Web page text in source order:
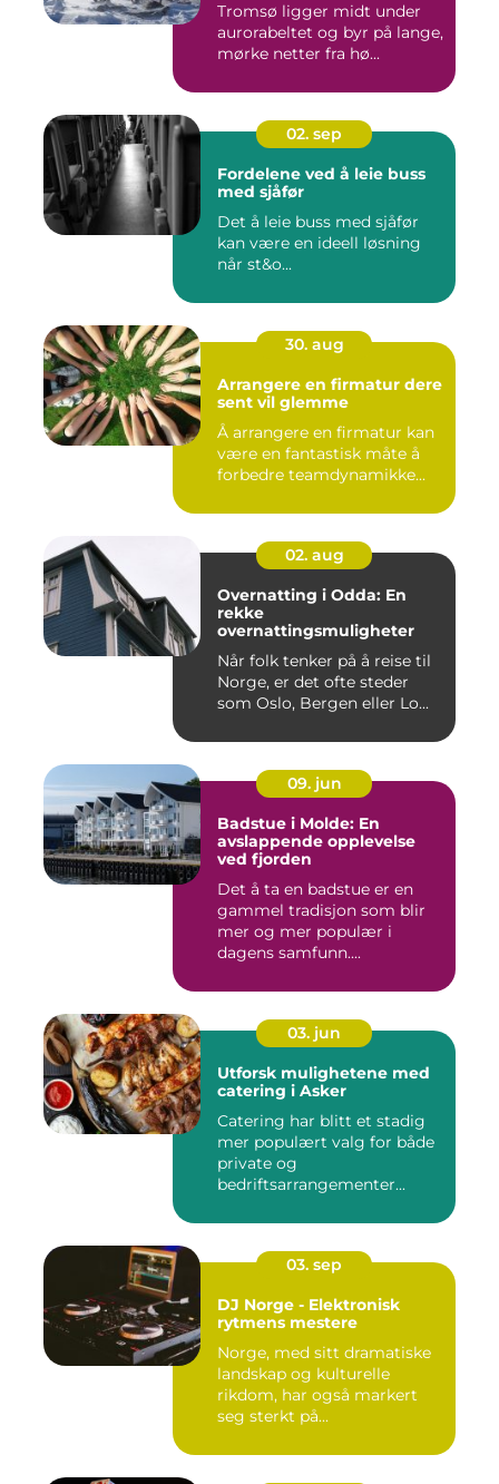
Tromsø ligger midt under
aurorabeltet og byr på lange,
mørke netter fra hø...
02. sep
Fordelene ved å leie buss
med sjåfør
Det å leie buss med sjåfør
kan være en ideell løsning
når st&o...
30. aug
Arrangere en firmatur dere
sent vil glemme
Å arrangere en firmatur kan
være en fantastisk måte å
forbedre teamdynamikke...
02. aug
Overnatting i Odda: En
rekke
overnattingsmuligheter
Når folk tenker på å reise til
Norge, er det ofte steder
som Oslo, Bergen eller Lo...
09. jun
Badstue i Molde: En
avslappende opplevelse
ved fjorden
Det å ta en badstue er en
gammel tradisjon som blir
mer og mer populær i
dagens samfunn....
03. jun
Utforsk mulighetene med
catering i Asker
Catering har blitt et stadig
mer populært valg for både
private og
bedriftsarrangementer...
03. sep
DJ Norge - Elektronisk
rytmens mestere
Norge, med sitt dramatiske
landskap og kulturelle
rikdom, har også markert
seg sterkt på...